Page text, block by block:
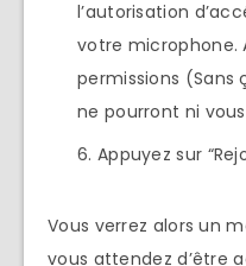
l’autorisation
votre microphone.
permissions (Sans
ne pourront ni
Appuyez sur
Vous verrez alors un
vous attendez d’être